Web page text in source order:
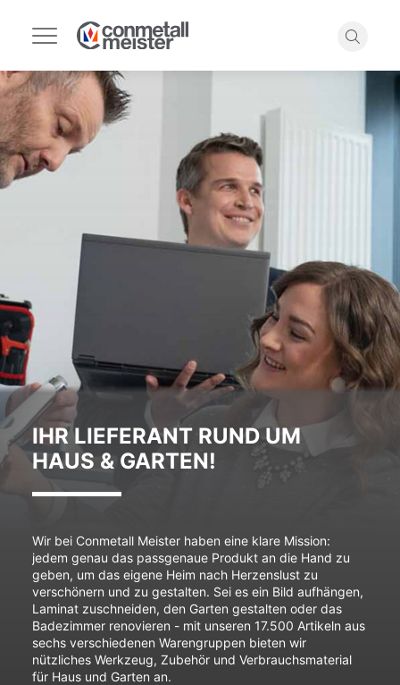
Navigation
umschalten
Suche
IHR LIEFERANT RUND UM
HAUS & GARTEN!
Wir bei Conmetall Meister haben eine klare Mission:
jedem genau das passgenaue Produkt an die Hand zu
geben, um das eigene Heim nach Herzenslust zu
verschönern und zu gestalten. Sei es ein Bild aufhängen,
Laminat zuschneiden, den Garten gestalten oder das
Badezimmer renovieren - mit unseren 17.500 Artikeln aus
sechs verschiedenen Warengruppen bieten wir
nützliches Werkzeug, Zubehör und Verbrauchsmaterial
für Haus und Garten an.